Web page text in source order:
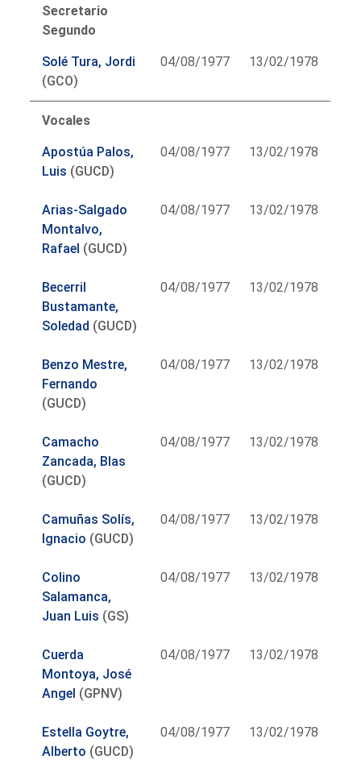
Secretario
Segundo
Solé Tura, Jordi
(GCO)
04/08/1977 13/02/1978
Vocales
Apostúa Palos,
Luis (GUCD)
04/08/1977 13/02/1978
Arias-Salgado
Montalvo,
Rafael (GUCD)
04/08/1977 13/02/1978
Becerril
Bustamante,
Soledad (GUCD)
04/08/1977 13/02/1978
Benzo Mestre,
Fernando
(GUCD)
04/08/1977 13/02/1978
Camacho
Zancada, Blas
(GUCD)
04/08/1977 13/02/1978
Camuñas Solís,
Ignacio (GUCD)
04/08/1977 13/02/1978
Colino
Salamanca,
Juan Luis (GS)
04/08/1977 13/02/1978
Cuerda
Montoya, José
Angel (GPNV)
04/08/1977 13/02/1978
Estella Goytre,
Alberto (GUCD)
04/08/1977 13/02/1978